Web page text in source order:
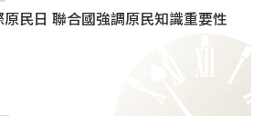
民日 聯合國強調原民知識重要性